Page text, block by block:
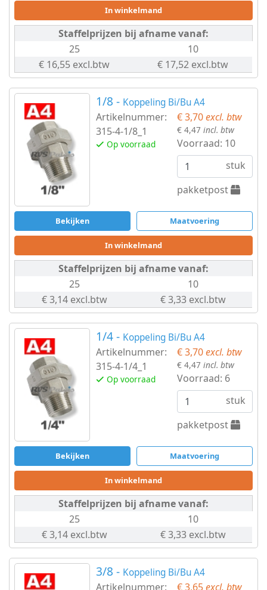
In winkelmand
Staffelprijzen bij afname vanaf:
25
10
€ 16,55 excl.btw
€ 17,52 excl.btw
1/8 - Koppeling Bi/Bu A4
Artikelnummer:
315-4-1/8_1
Op voorraad
€ 3,70excl. btw
€ 4,47 incl. btw
Voorraad: 10
stuk
pakketpost
Bekijken Maatvoering
In winkelmand
Staffelprijzen bij afname vanaf:
25
10
€ 3,14 excl.btw
€ 3,33 excl.btw
1/4 - Koppeling Bi/Bu A4
Artikelnummer:
315-4-1/4_1
Op voorraad
€ 3,70excl. btw
€ 4,47 incl. btw
Voorraad: 6
stuk
pakketpost
Bekijken Maatvoering
In winkelmand
Staffelprijzen bij afname vanaf:
25
10
€ 3,14 excl.btw
€ 3,33 excl.btw
3/8 - Koppeling Bi/Bu A4
Artikelnummer: € 3,65excl. btw